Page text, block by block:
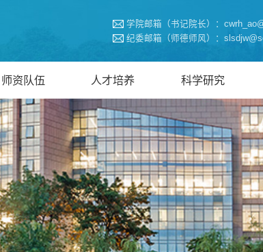
学院邮箱（书记院长）：
纪委邮箱（师德师风）：
师资队伍 人才培养 科学研究